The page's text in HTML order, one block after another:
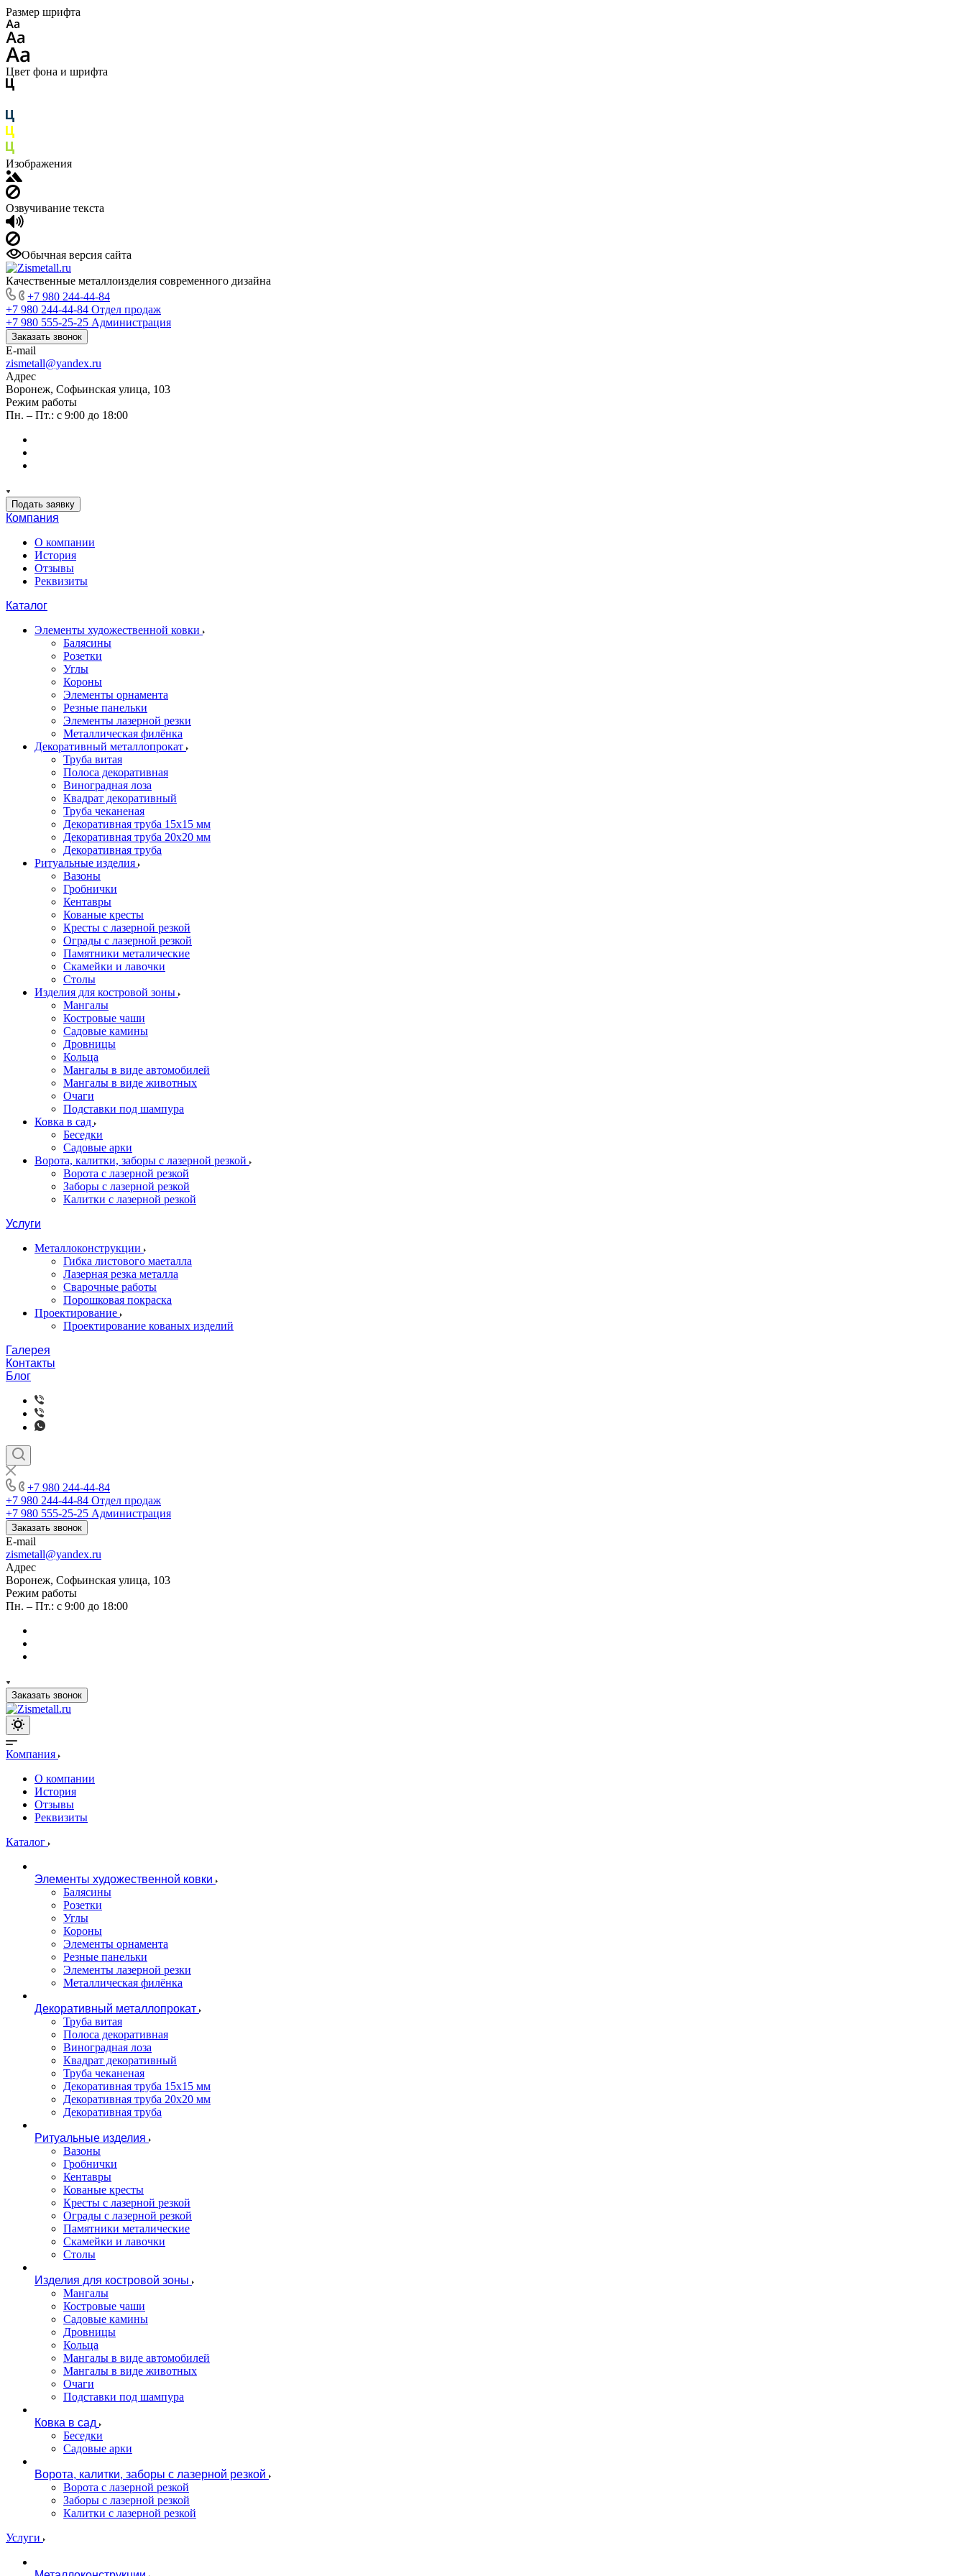
Размер шрифта
Цвет фона и шрифта
Изображения
Озвучивание текста
Обычная версия сайта
Качественные металлоизделия современного дизайна
+7 980 244-44-84
+7 980 244-44-84 Отдел продаж
+7 980 555-25-25 Администрация
Заказать звонок
E-mail
zismetall@yandex.ru
Адрес
Воронеж, Софьинская улица, 103
Режим работы
Пн. – Пт.: с 9:00 до 18:00
Подать заявку
Компания
О компании
История
Отзывы
Реквизиты
Каталог
Элементы художественной ковки
Балясины
Розетки
Углы
Короны
Элементы орнамента
Резные панельки
Элементы лазерной резки
Металлическая филёнка
Декоративный металлопрокат
Труба витая
Полоса декоративная
Виноградная лоза
Квадрат декоративный
Труба чеканеная
Декоративная труба 15х15 мм
Декоративная труба 20х20 мм
Декоративная труба
Ритуальные изделия
Вазоны
Гробнички
Кентавры
Кованые кресты
Кресты с лазерной резкой
Ограды с лазерной резкой
Памятники металические
Скамейки и лавочки
Столы
Изделия для костровой зоны
Мангалы
Костровые чаши
Садовые камины
Дровницы
Кольца
Мангалы в виде автомобилей
Мангалы в виде животных
Очаги
Подставки под шампура
Ковка в сад
Беседки
Садовые арки
Ворота, калитки, заборы с лазерной резкой
Ворота с лазерной резкой
Заборы с лазерной резкой
Калитки с лазерной резкой
Услуги
Металлоконструкции
Гибка листового маеталла
Лазерная резка металла
Сварочные работы
Порошковая покраска
Проектирование
Проектирование кованых изделий
Галерея
Контакты
Блог
+7 980 244-44-84
+7 980 244-44-84 Отдел продаж
+7 980 555-25-25 Администрация
Заказать звонок
E-mail
zismetall@yandex.ru
Адрес
Воронеж, Софьинская улица, 103
Режим работы
Пн. – Пт.: с 9:00 до 18:00
Заказать звонок
Компания
О компании
История
Отзывы
Реквизиты
Каталог
Элементы художественной ковки
Балясины
Розетки
Углы
Короны
Элементы орнамента
Резные панельки
Элементы лазерной резки
Металлическая филёнка
Декоративный металлопрокат
Труба витая
Полоса декоративная
Виноградная лоза
Квадрат декоративный
Труба чеканеная
Декоративная труба 15х15 мм
Декоративная труба 20х20 мм
Декоративная труба
Ритуальные изделия
Вазоны
Гробнички
Кентавры
Кованые кресты
Кресты с лазерной резкой
Ограды с лазерной резкой
Памятники металические
Скамейки и лавочки
Столы
Изделия для костровой зоны
Мангалы
Костровые чаши
Садовые камины
Дровницы
Кольца
Мангалы в виде автомобилей
Мангалы в виде животных
Очаги
Подставки под шампура
Ковка в сад
Беседки
Садовые арки
Ворота, калитки, заборы с лазерной резкой
Ворота с лазерной резкой
Заборы с лазерной резкой
Калитки с лазерной резкой
Услуги